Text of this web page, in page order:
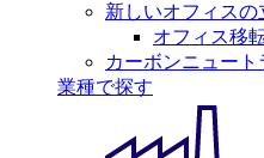
新しいオフィス
オフィス移
カーボンニュー
業種で探す